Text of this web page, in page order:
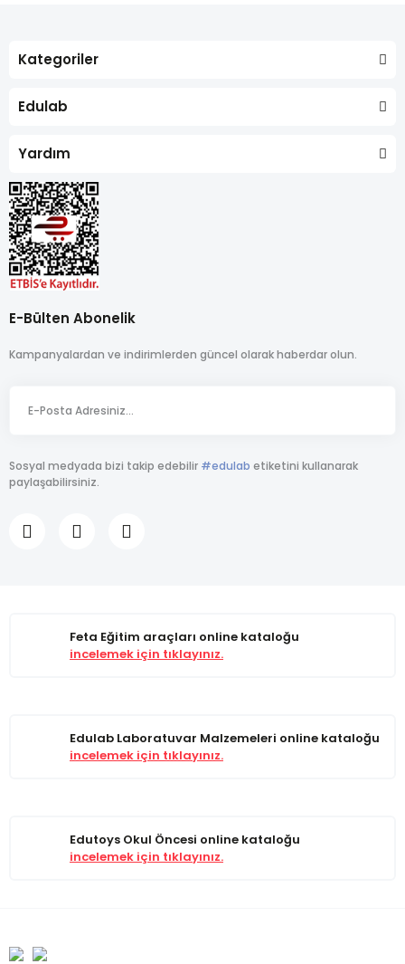
Kategoriler
Edulab
Yardım
E-Bülten Abonelik
Kampanyalardan ve indirimlerden güncel olarak haberdar olun.
Sosyal medyada bizi takip edebilir #edulab etiketini kullanarak
paylaşabilirsiniz.
Feta Eğitim araçları online kataloğu
incelemek için tıklayınız.
Edulab Laboratuvar Malzemeleri online kataloğu
incelemek için tıklayınız.
Edutoys Okul Öncesi online kataloğu
incelemek için tıklayınız.